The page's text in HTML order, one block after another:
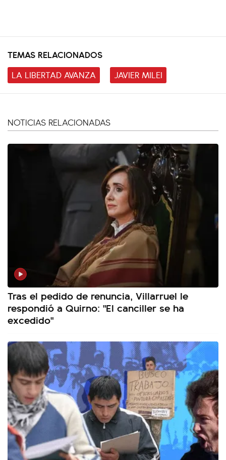
TEMAS RELACIONADOS
LA LIBERTAD AVANZA
JAVIER MILEI
NOTICIAS RELACIONADAS
Tras el pedido de renuncia, Villarruel le
respondió a Quirno: "El canciller se ha
excedido"